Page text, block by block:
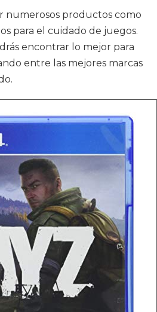
numerosos productos como
para el cuidado de juegos.
encontrar lo mejor para
entre las mejores marcas